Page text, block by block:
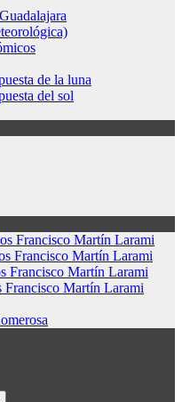
de la luna
del sol
Francisco Martín Larami
Francisco Martín Larami
Francisco Martín Larami
Francisco Martín Larami